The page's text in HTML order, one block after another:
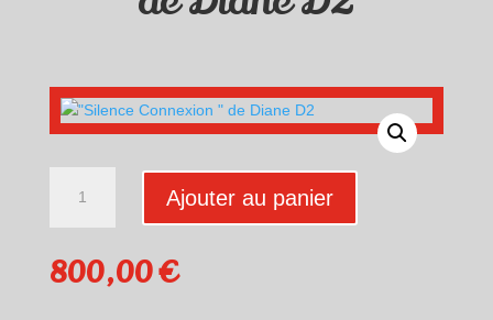
"Silence
"
Ajouter au panier
800,00€